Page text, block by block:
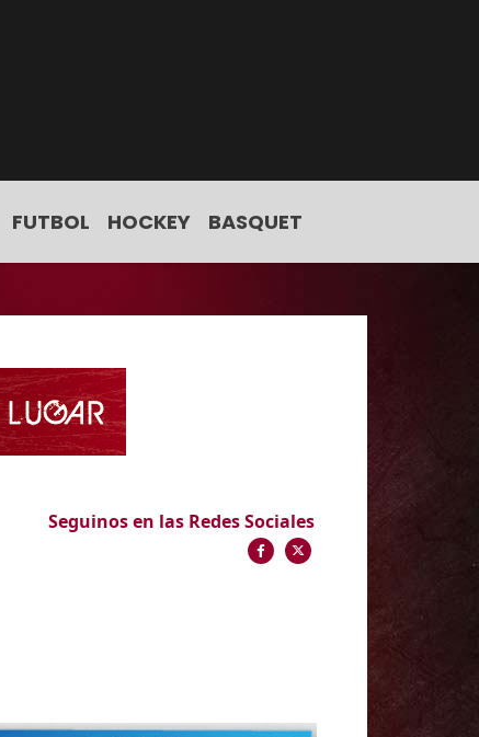
FUTBOL HOCKEY BASQUET
Seguinos en las Redes Sociales